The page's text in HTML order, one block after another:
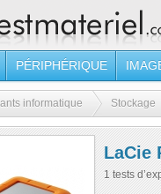
PÉRIPHÉRIQUE
informatique Stockage
LaCie
1 tests